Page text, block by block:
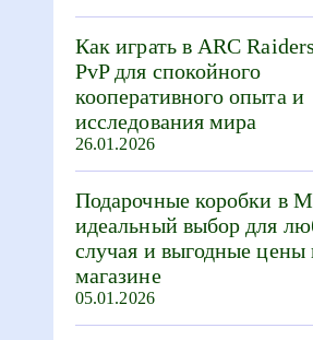
Как играть в ARC
PvP для спокойного
кооперативного опыта и
исследования мира
26.01.2026
Подарочные коробки в
идеальный выбор для
случая и выгодные цены
магазине
05.01.2026